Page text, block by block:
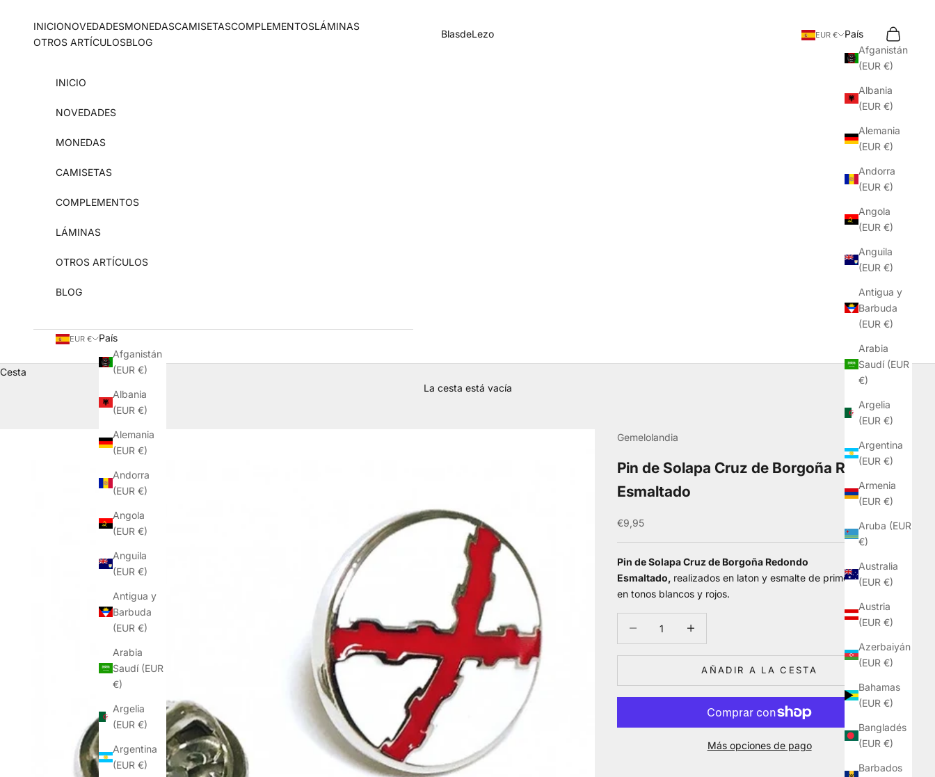
BlasdeLezo
INICIONOVEDADESMONEDASCAMISETASCOMPLEMENTOSLÁMINAS
OTROS ARTÍCULOSBLOG
EUR €
País
Afganistán
(EUR €)
Albania
(EUR €)
Alemania
(EUR €)
Andorra
(EUR €)
Angola
(EUR €)
Anguila
(EUR €)
Antigua y
Barbuda
(EUR €)
Arabia
Saudí (EUR
€)
Argelia
(EUR €)
Argentina
(EUR €)
Armenia
(EUR €)
Aruba (EUR
€)
Australia
(EUR €)
Austria
(EUR €)
Azerbaiyán
(EUR €)
Bahamas
(EUR €)
Bangladés
(EUR €)
Barbados
Buscar
Cesta
INICIO
NOVEDADES
MONEDAS
CAMISETAS
COMPLEMENTOS
LÁMINAS
OTROS ARTÍCULOS
BLOG
EUR €
País
Afganistán
(EUR €)
Albania
(EUR €)
Alemania
(EUR €)
Andorra
(EUR €)
Angola
(EUR €)
Anguila
(EUR €)
Antigua y
Barbuda
(EUR €)
Arabia
Saudí (EUR
€)
Argelia
(EUR €)
Argentina
(EUR €)
Cesta
La cesta está vacía
Gemelolandia
Pin de Solapa Cruz de Borgoña Redondo
Esmaltado
Precio de oferta
€9,95
Pin de Solapa Cruz de Borgoña Redondo
Esmaltado, realizados en laton y esmalte de primera calidad
en tonos blancos y rojos.
AÑADIR A LA CESTA
Más opciones de pago